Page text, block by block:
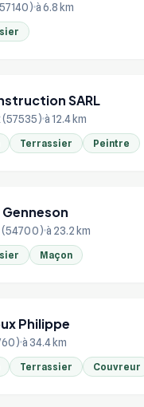
à 6.8 km
SARL
(57535) à 12.4 km
Terrassier Peintre
(54700) à 23.2 km
Maçon
Philippe
à 34.4 km
Terrassier Couvreur